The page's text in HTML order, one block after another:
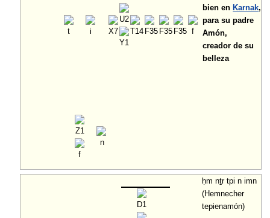
bien en Karnak,
para su padre
Amón,
creador de su
belleza
ḥm nṯr tpi n imn
(Hemnecher
tepienamón)